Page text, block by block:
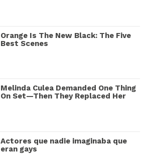
Orange Is The New Black: The Five
Best Scenes
Melinda Culea Demanded One Thing
On Set—Then They Replaced Her
Actores que nadie imaginaba que
eran gays